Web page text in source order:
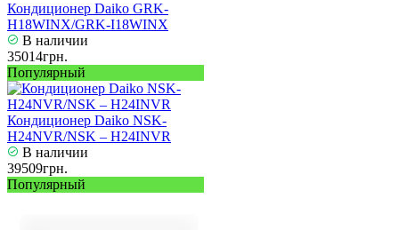
Кондиционер Daiko GRK-
H18WINX/GRK-I18WINX
В наличии
35014грн.
Популярный
Кондиционер Daiko NSK-
H24NVR/NSK – H24INVR
В наличии
39509грн.
Популярный